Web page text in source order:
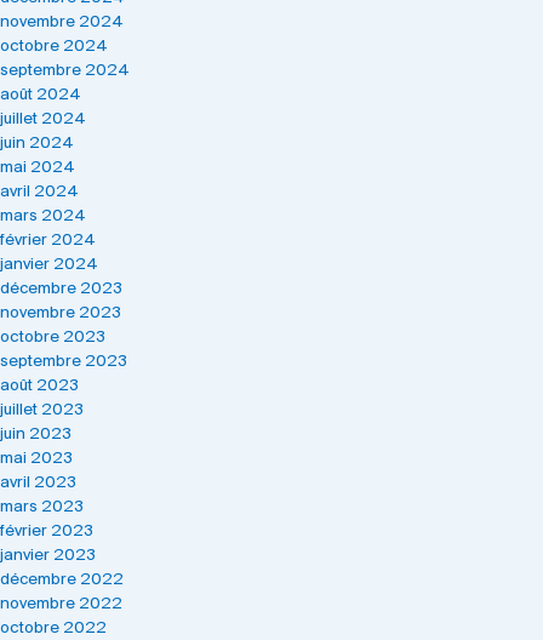
novembre 2024
octobre 2024
septembre 2024
août 2024
juillet 2024
juin 2024
mai 2024
avril 2024
mars 2024
février 2024
janvier 2024
décembre 2023
novembre 2023
octobre 2023
septembre 2023
août 2023
juillet 2023
juin 2023
mai 2023
avril 2023
mars 2023
février 2023
janvier 2023
décembre 2022
novembre 2022
octobre 2022